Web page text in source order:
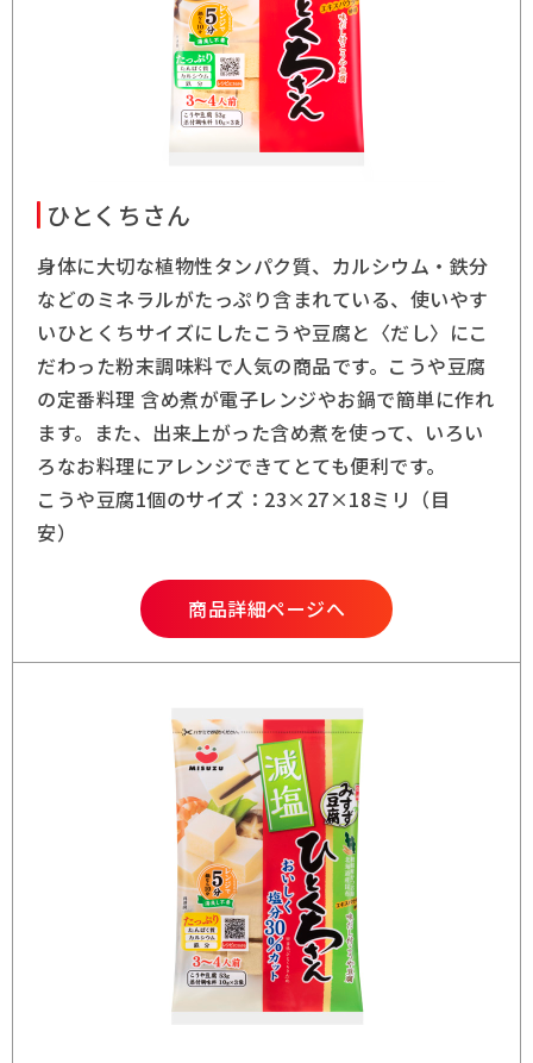
ひとくちさん
身体に大切な植物性タンパク質、カルシウム・鉄分
などのミネラルがたっぷり含まれている、使いやす
いひとくちサイズにしたこうや豆腐と〈だし〉にこ
だわった粉末調味料で人気の商品です。こうや豆腐
の定番料理 含め煮が電子レンジやお鍋で簡単に作れ
ます。また、出来上がった含め煮を使って、いろい
ろなお料理にアレンジできてとても便利です。
こうや豆腐1個のサイズ：23×27×18ミリ（目
商品詳細ページへ